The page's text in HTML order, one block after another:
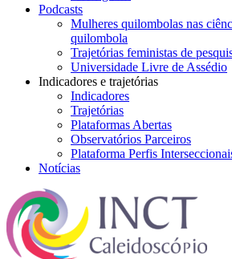
Podcasts
Mulheres quilombolas nas
quilombola
Trajetórias feministas de
Universidade Livre de Assédio
Indicadores e trajetórias
Indicadores
Trajetórias
Plataformas Abertas
Observatórios Parceiros
Plataforma Perfis
Notícias